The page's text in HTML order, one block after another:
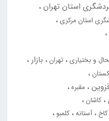
استان تهران
استان مرکزی
و بختیاری تهران بازار
مقبره
کاشان
کاخ آستانه کلمبو